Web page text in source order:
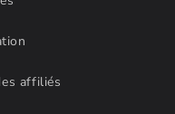
affiliés